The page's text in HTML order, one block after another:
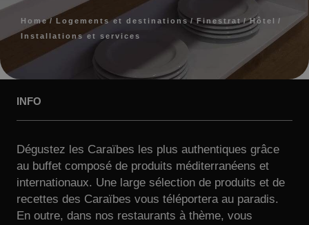
Home Logements et destinations Finestrat
Hôtel
Installations et services
INFO
Dégustez les Caraïbes les plus authentiques grâce
au buffet composé de produits méditerranéens et
internationaux. Une large sélection de produits et de
recettes des Caraïbes vous téléportera au paradis.
En outre, dans nos restaurants à thème, vous